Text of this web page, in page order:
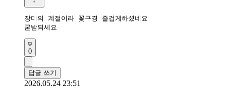
장미의 계절이라 꽃구경 즐겁게하셨네요
굳밤되세요
0
답글 쓰기
2026.05.24 23:51